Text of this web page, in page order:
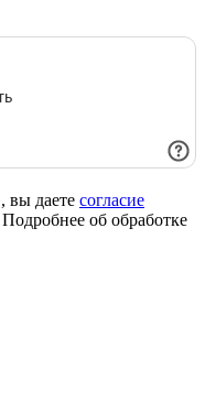
вы даете согласие
об обработке